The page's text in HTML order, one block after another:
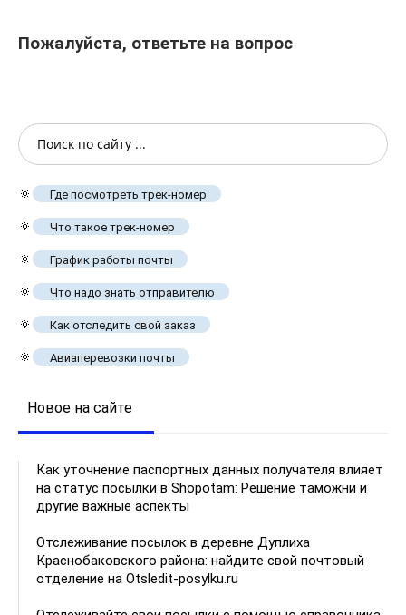
Пожалуйста, ответьте на вопрос
🔅 Где посмотреть трек-номер
🔅 Что такое трек-номер
🔅 График работы почты
🔅 Что надо знать отправителю
🔅 Как отследить свой заказ
🔅 Авиаперевозки почты
Новое на сайте
Как уточнение паспортных данных получателя влияет
на статус посылки в Shopotam: Решение таможни и
другие важные аспекты
Отслеживание посылок в деревне Дуплиха
Краснобаковского района: найдите свой почтовый
отделение на Otsledit-posylku.ru